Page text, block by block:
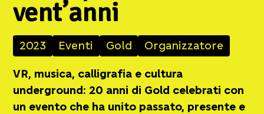
vent’anni
2023 Eventi Gold Organizzatore
VR, musica, calligrafia e cultura
underground: 20 anni di Gold celebrati con
un evento che ha unito passato, presente e